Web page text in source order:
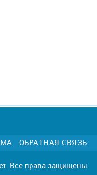
ОБРАТНАЯ СВЯЗЬ
Все права защищены